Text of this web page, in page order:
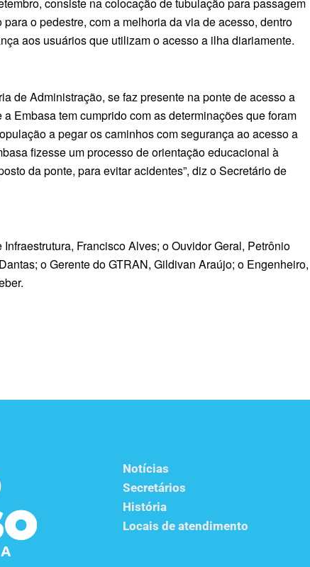
o pedestre, com a melhoria da via de acesso, dentro
aos usuários que utilizam o acesso a ilha diariamente.
de Administração, se faz presente na ponte de acesso a
Embasa tem cumprido com as determinações que foram
a pegar os caminhos com segurança ao acesso a
fizesse um processo de orientação educacional à
da ponte, para evitar acidentes”, diz o Secretário de
Francisco Alves; o Ouvidor Geral, Petrônio
o Gerente do GTRAN, Gildivan Araújo; o Engenheiro,
Notícias
Secretários
História
Locais de atendimento